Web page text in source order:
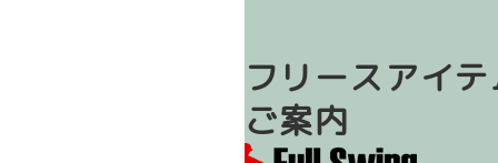
冬フリースアイ
のご案内